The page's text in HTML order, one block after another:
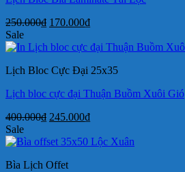
250.000₫ Giá
là:
170.000₫Giá
tại
170.000₫.
Sale
Lịch Bloc Cực Đại 25x35
Lịch bloc cực đại Thuận Buồm Xuôi Gió
400.000₫ Giá
là:
245.000₫Giá
tại
Sale
Bìa Lịch Offet